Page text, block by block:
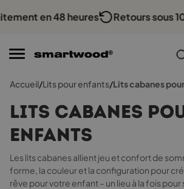
Commande passée avant 16 h, expédition le jour
!
en 48 heures Retours sous 100
Accueil/Lits pour enfants/Lits cabanes
Lits cabanes
enfants
Les lits cabanes allient jeu et confort de
forme, la couleur et la configuration pour
rêve pour votre enfant – un lieu à la fois